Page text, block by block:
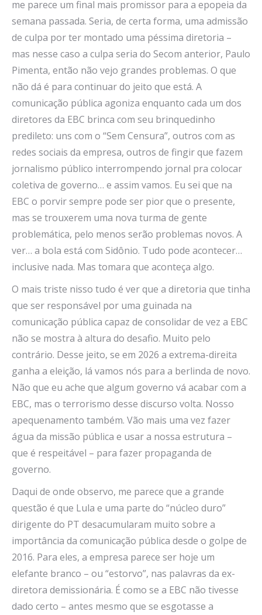
me parece um final mais promissor para a epopeia da
semana passada. Seria, de certa forma, uma admissão
de culpa por ter montado uma péssima diretoria –
mas nesse caso a culpa seria do Secom anterior, Paulo
Pimenta, então não vejo grandes problemas. O que
não dá é para continuar do jeito que está. A
comunicação pública agoniza enquanto cada um dos
diretores da EBC brinca com seu brinquedinho
predileto: uns com o “Sem Censura”, outros com as
redes sociais da empresa, outros de fingir que fazem
jornalismo público interrompendo jornal pra colocar
coletiva de governo… e assim vamos. Eu sei que na
EBC o porvir sempre pode ser pior que o presente,
mas se trouxerem uma nova turma de gente
problemática, pelo menos serão problemas novos. A
ver… a bola está com Sidônio. Tudo pode acontecer…
inclusive nada. Mas tomara que aconteça algo.
O mais triste nisso tudo é ver que a diretoria que tinha
que ser responsável por uma guinada na
comunicação pública capaz de consolidar de vez a EBC
não se mostra à altura do desafio. Muito pelo
contrário. Desse jeito, se em 2026 a extrema-direita
ganha a eleição, lá vamos nós para a berlinda de novo.
Não que eu ache que algum governo vá acabar com a
EBC, mas o terrorismo desse discurso volta. Nosso
apequenamento também. Vão mais uma vez fazer
água da missão pública e usar a nossa estrutura –
que é respeitável – para fazer propaganda de
governo.
Daqui de onde observo, me parece que a grande
questão é que Lula e uma parte do “núcleo duro”
dirigente do PT desacumularam muito sobre a
importância da comunicação pública desde o golpe de
2016. Para eles, a empresa parece ser hoje um
elefante branco – ou “estorvo”, nas palavras da ex-
diretora demissionária. É como se a EBC não tivesse
dado certo – antes mesmo que se esgotasse a